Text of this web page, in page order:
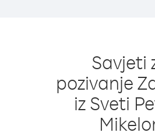
Savjeti
pozivanje
iz Sveti